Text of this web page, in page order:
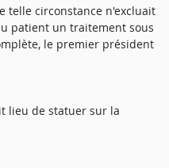
telle circonstance n'excluait
patient un traitement sous
le premier président
lieu de statuer sur la